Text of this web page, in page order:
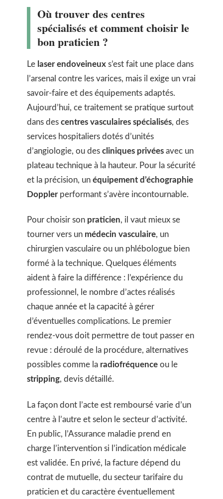
Où trouver des centres
spécialisés et comment choisir le
bon praticien ?
Le laser endoveineux s’est fait une place dans
l’arsenal contre les varices, mais il exige un vrai
savoir-faire et des équipements adaptés.
Aujourd’hui, ce traitement se pratique surtout
dans des centres vasculaires spécialisés, des
services hospitaliers dotés d’unités
d’angiologie, ou des cliniques privées avec un
plateau technique à la hauteur. Pour la sécurité
et la précision, un équipement d’échographie
Dopplerperformant s’avère incontournable.
Pour choisir son praticien, il vaut mieux se
tourner vers un médecin vasculaire, un
chirurgien vasculaire ou un phlébologue bien
formé à la technique. Quelques éléments
aident à faire la différence : l’expérience du
professionnel, le nombre d’actes réalisés
chaque année et la capacité à gérer
d’éventuelles complications. Le premier
rendez-vous doit permettre de tout passer en
revue : déroulé de la procédure, alternatives
possibles comme la radiofréquence ou le
stripping, devis détaillé.
La façon dont l’acte est remboursé varie d’un
centre à l’autre et selon le secteur d’activité.
En public, l’Assurance maladie prend en
charge l’intervention si l’indication médicale
est validée. En privé, la facture dépend du
contrat de mutuelle, du secteur tarifaire du
praticien et du caractère éventuellement